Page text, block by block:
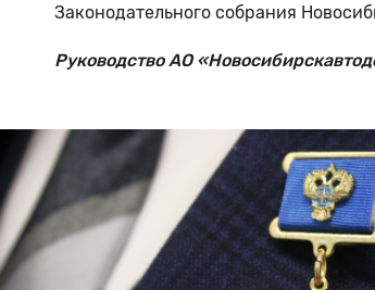
Законодательного собрания
Руководство АО